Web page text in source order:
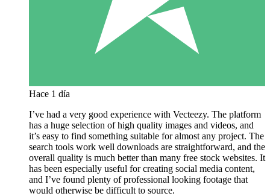
Hace 1 día
I’ve had a very good experience with Vecteezy. The platform
has a huge selection of high quality images and videos, and
it’s easy to find something suitable for almost any project. The
search tools work well downloads are straightforward, and the
overall quality is much better than many free stock websites. It
has been especially useful for creating social media content,
and I’ve found plenty of professional looking footage that
would otherwise be difficult to source.